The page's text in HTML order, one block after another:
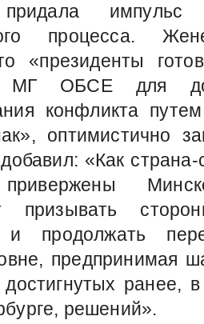
импульс
процесса.
«президенты
ОБСЕ для
конфликта
оптимистично
«Как
привержены
призывать
и продолжать
предпринимая
достигнутых ранее,
решений».